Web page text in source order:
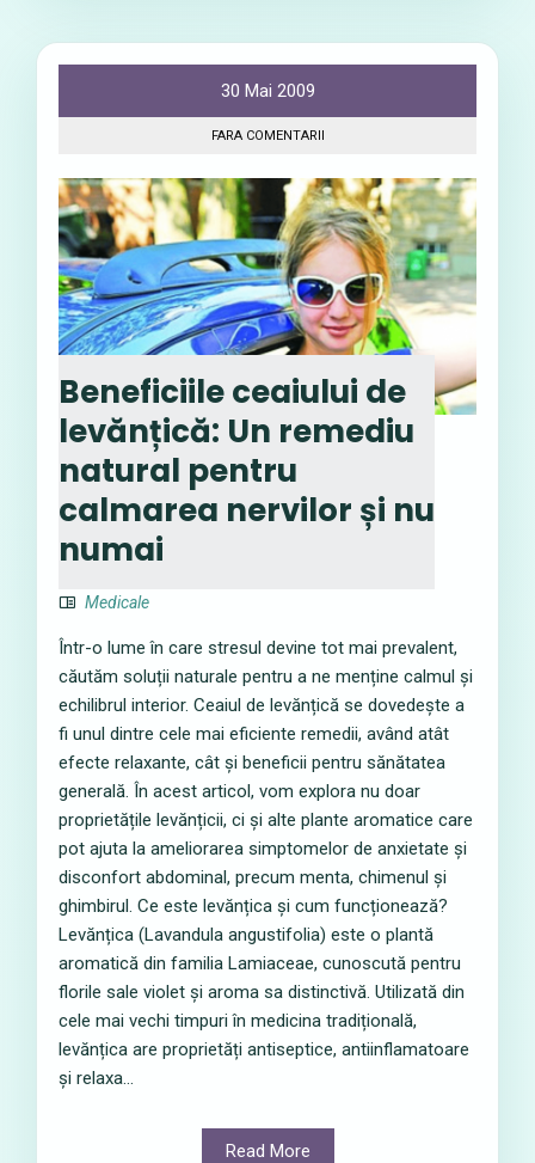
30 Mai 2009
FARA COMENTARII
Beneficiile ceaiului de
levănțică: Un remediu
natural pentru
calmarea nervilor și nu
numai
Medicale
Într-o lume în care stresul devine tot mai prevalent,
căutăm soluții naturale pentru a ne menține calmul și
echilibrul interior. Ceaiul de levănțică se dovedește a
fi unul dintre cele mai eficiente remedii, având atât
efecte relaxante, cât și beneficii pentru sănătatea
generală. În acest articol, vom explora nu doar
proprietățile levănțicii, ci și alte plante aromatice care
pot ajuta la ameliorarea simptomelor de anxietate și
disconfort abdominal, precum menta, chimenul și
ghimbirul. Ce este levănțica și cum funcționează?
Levănțica (Lavandula angustifolia) este o plantă
aromatică din familia Lamiaceae, cunoscută pentru
florile sale violet și aroma sa distinctivă. Utilizată din
cele mai vechi timpuri în medicina tradițională,
levănțica are proprietăți antiseptice, antiinflamatoare
și relaxa...
Read More